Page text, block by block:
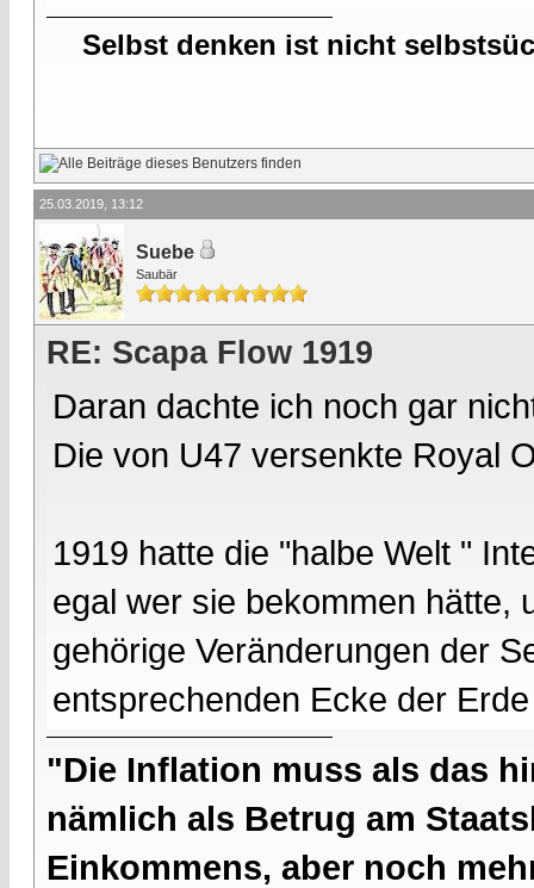
Selbst denken ist nicht
25.03.2019, 13:12
Suebe
Saubär
RE: Scapa Flow 1919
Daran dachte ich noch gar
Die von U47 versenkte Royal
1919 hatte die "halbe Welt "
egal wer sie bekommen hätte,
gehörige Veränderungen der
entsprechenden Ecke der
"Die Inflation muss als das
nämlich als Betrug am
Einkommens, aber noch